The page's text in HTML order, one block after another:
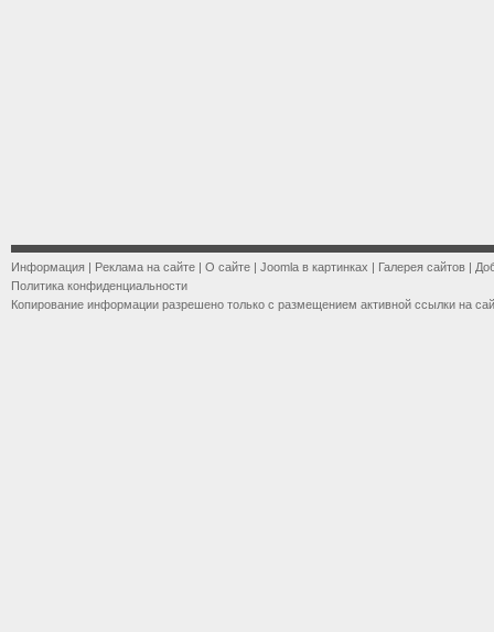
Информация | Реклама на сайте | О сайте | Joomla в картинках | Галерея сайтов |
Политика конфиденциальности
Копирование информации разрешено только с размещением активной ссылки на